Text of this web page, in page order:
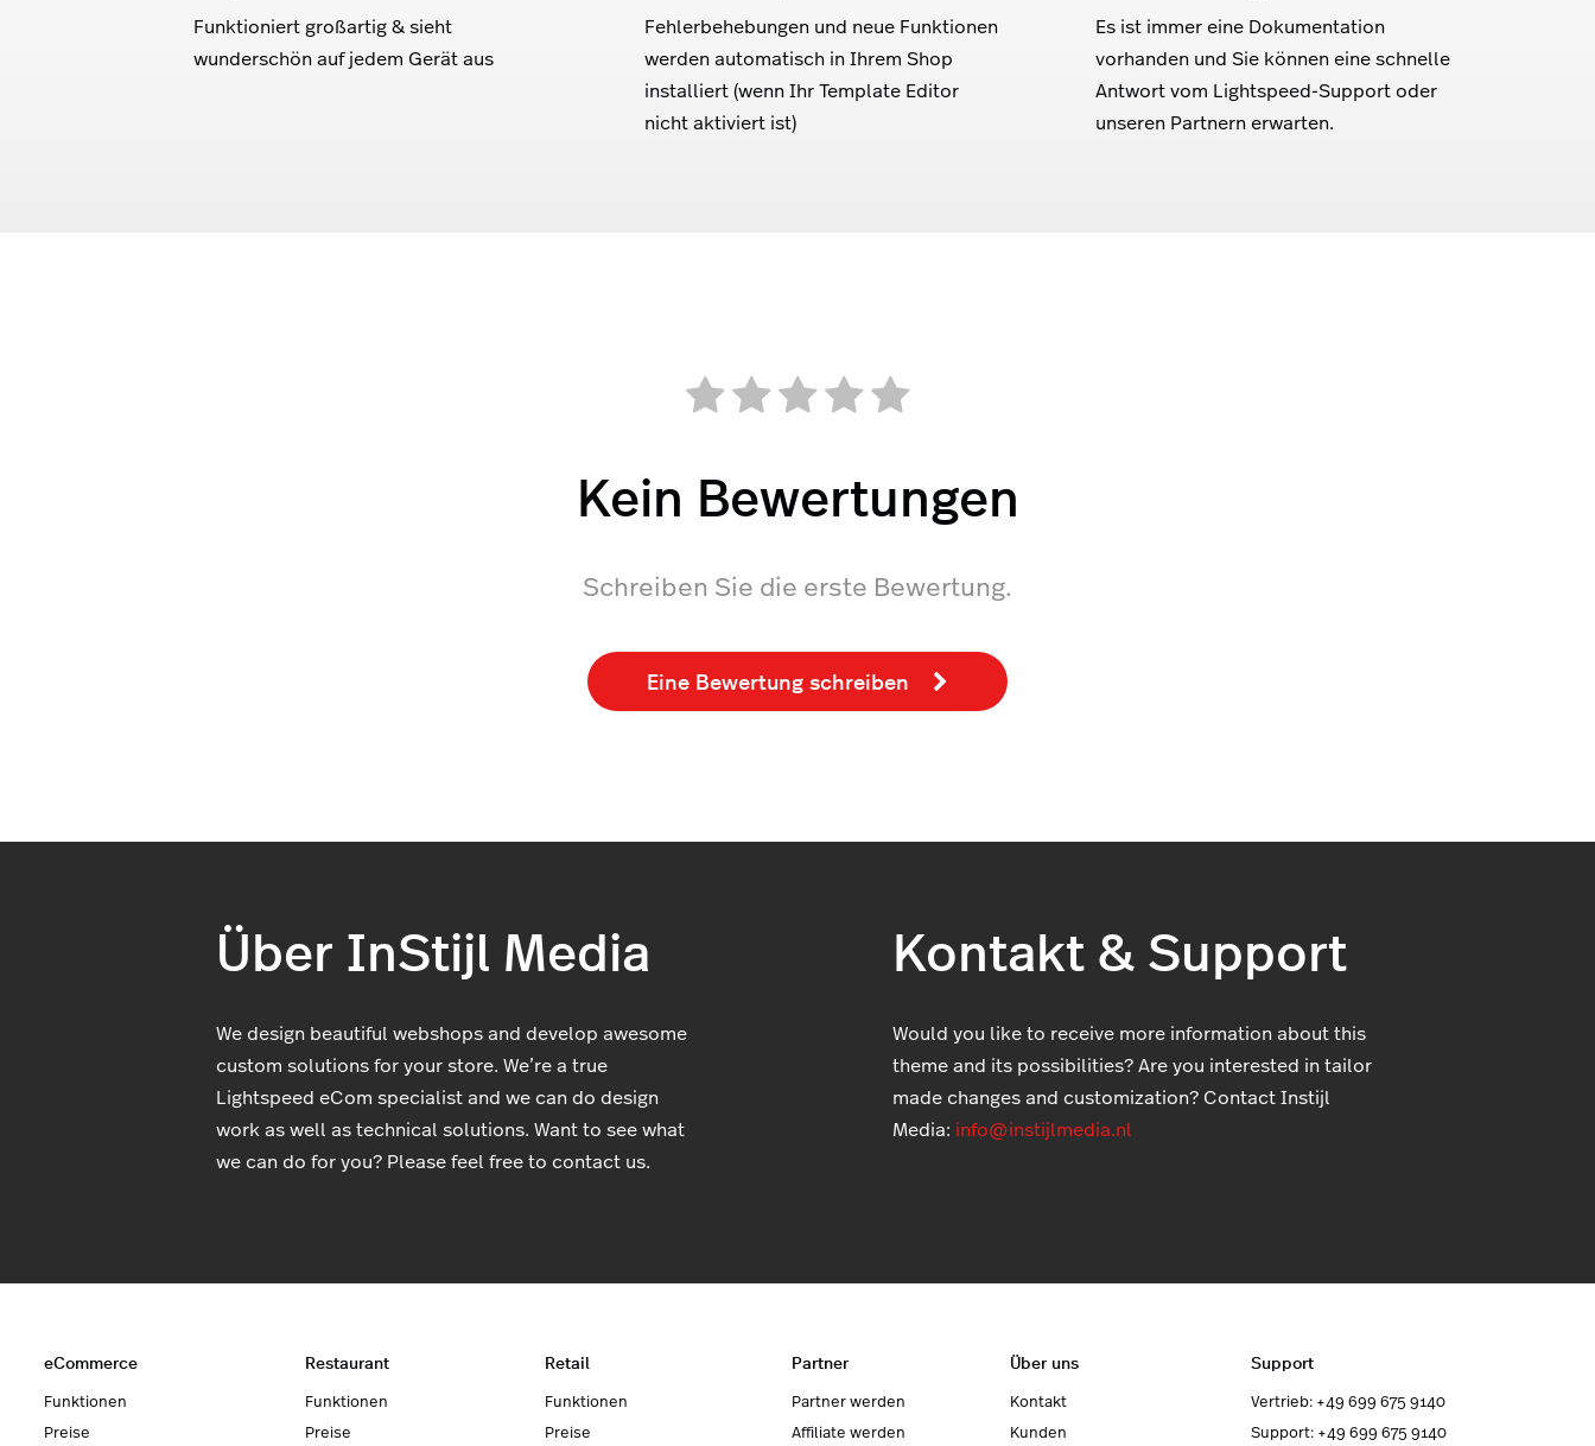
Funktioniert großartig & sieht
wunderschön auf jedem Gerät aus
Fehlerbehebungen und neue Funktionen
werden automatisch in Ihrem Shop
installiert (wenn Ihr Template Editor
nicht aktiviert ist)
Es ist immer eine Dokumentation
vorhanden und Sie können eine schnelle
Antwort vom Lightspeed-Support oder
unseren Partnern erwarten.
Kein Bewertungen
Schreiben Sie die erste Bewertung.
Eine Bewertung schreiben
Über InStijl Media
We design beautiful webshops and develop awesome
custom solutions for your store. We’re a true
Lightspeed eCom specialist and we can do design
work as well as technical solutions. Want to see what
we can do for you? Please feel free to contact us.
Kontakt & Support
Would you like to receive more information about this
theme and its possibilities? Are you interested in tailor
made changes and customization? Contact Instijl
Media: info@instijlmedia.nl
eCommerce
Funktionen
Preise
Restaurant
Funktionen
Preise
Retail
Funktionen
Preise
Partner
Partner werden
Affiliate werden
Über uns
Kontakt
Kunden
Support
Vertrieb: +49 699 675 9140
Support: +49 699 675 9140